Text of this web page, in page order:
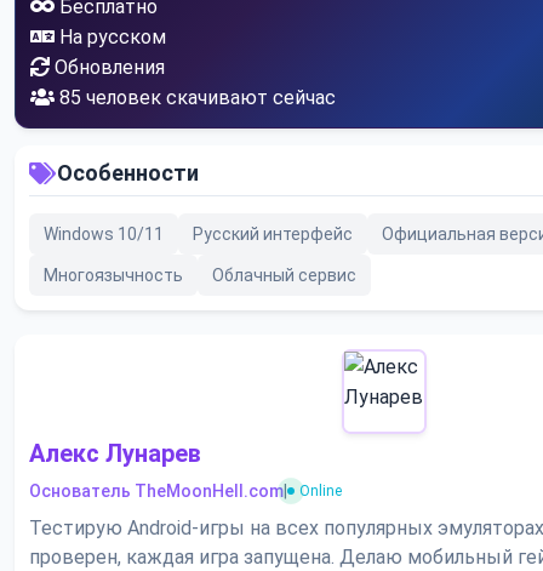
Бесплатно
На русском
Обновления
85 человек скачивают сейчас
Особенности
Windows 10/11 Русский интерфейс Официальная
Многоязычность Облачный сервис
Алекс Лунарев
Основатель TheMoonHell.com Online
Тестирую Android-игры на всех популярных
проверен, каждая игра запущена. Делаю мобильный